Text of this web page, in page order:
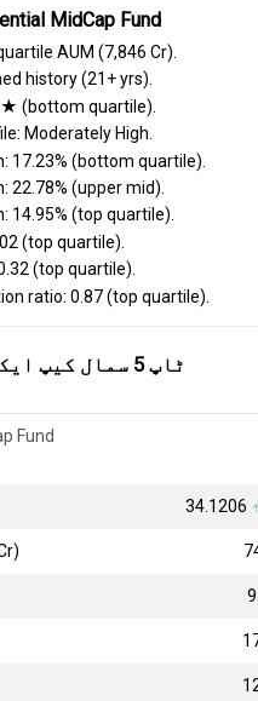
MidCap Fund
AUM (₹7,846 Cr).
history (21+ yrs).
(bottom quartile).
Moderately High.
17.23% (bottom quartile).
22.78% (upper mid).
14.95% (top quartile).
(top quartile).
(top quartile).
ratio: 0.87 (top quartile).
ٹاپ 5 سمال کیپ ایکویٹی فنڈز
Fund
₹34.1206